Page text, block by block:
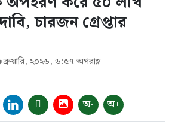
চারজন গ্রেপ্তার
২০২৬, ৬:৫৭ অপরাহ্ণ
অ-
অ+